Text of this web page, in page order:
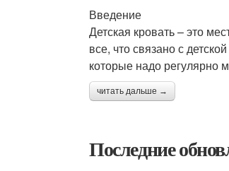
Введение
Детская кровать – это
все, что связано с
которые надо регулярно
читать дальше →
Последние